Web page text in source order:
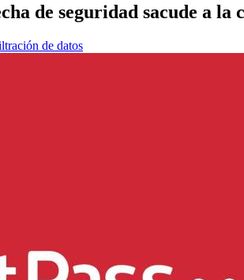
de seguridad sacude a la
de datos